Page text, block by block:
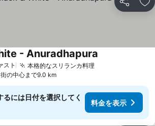
シェア お
スト 本格的なスリランカ料理
- Anuradhapura
街の中心まで9.0 km
には日付を選択してく
料金を表示